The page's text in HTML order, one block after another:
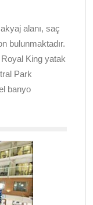
alanı, saç
bulunmaktadır.
King yatak
Park
banyo